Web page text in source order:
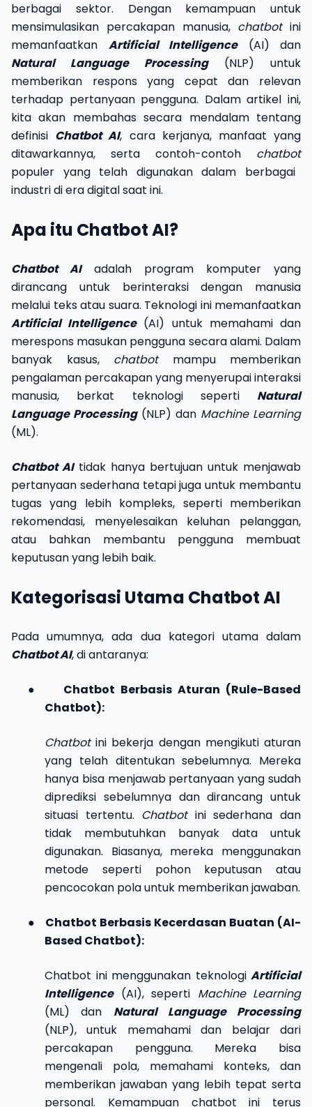
berbagai sektor. Dengan kemampuan untuk
mensimulasikan percakapan manusia, chatbotini
memanfaatkan Artificial Intelligence(AI) dan
Natural Language Processing(NLP) untuk
memberikan respons yang cepat dan relevan
terhadap pertanyaan pengguna. Dalam artikel ini,
kita akan membahas secara mendalam tentang
definisi Chatbot AI, cara kerjanya, manfaat yang
ditawarkannya, serta contoh-contoh chatbot
populer yang telah digunakan dalam berbagai
industri di era digital saat ini.
Apa itu Chatbot AI?
Chatbot AIadalah program komputer yang
dirancang untuk berinteraksi dengan manusia
melalui teks atau suara. Teknologi ini memanfaatkan
Artificial Intelligence(AI) untuk memahami dan
merespons masukan pengguna secara alami. Dalam
banyak kasus, chatbotmampu memberikan
pengalaman percakapan yang menyerupai interaksi
manusia, berkat teknologi seperti Natural
Language Processing(NLP) dan Machine Learning
(ML).
Chatbot AItidak hanya bertujuan untuk menjawab
pertanyaan sederhana tetapi juga untuk membantu
tugas yang lebih kompleks, seperti memberikan
rekomendasi, menyelesaikan keluhan pelanggan,
atau bahkan membantu pengguna membuat
keputusan yang lebih baik.
Kategorisasi Utama Chatbot AI
Pada umumnya, ada dua kategori utama dalam
Chatbot AI, di antaranya:
●
Chatbot Berbasis Aturan (Rule-Based
Chatbot):
Chatbotini bekerja dengan mengikuti aturan
yang telah ditentukan sebelumnya. Mereka
hanya bisa menjawab pertanyaan yang sudah
diprediksi sebelumnya dan dirancang untuk
situasi tertentu. Chatbotini sederhana dan
tidak membutuhkan banyak data untuk
digunakan. Biasanya, mereka menggunakan
metode seperti pohon keputusan atau
pencocokan pola untuk memberikan jawaban.
●
Chatbot Berbasis Kecerdasan Buatan (AI-
Based Chatbot):
Chatbot ini menggunakan teknologi Artificial
Intelligence(AI), seperti Machine Learning
(ML) dan Natural Language Processing
(NLP), untuk memahami dan belajar dari
percakapan pengguna. Mereka bisa
mengenali pola, memahami konteks, dan
memberikan jawaban yang lebih tepat serta
personal. Kemampuan chatbot ini terus